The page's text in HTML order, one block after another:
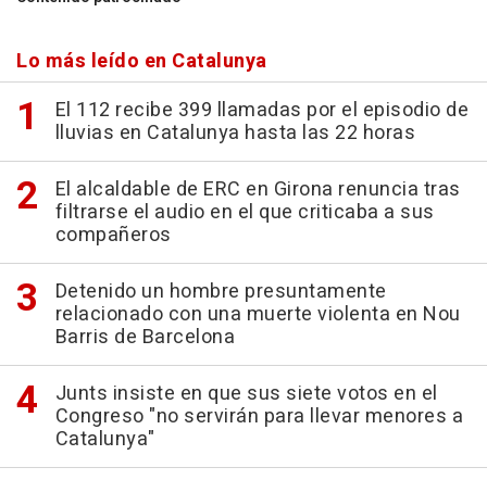
Lo más leído en Catalunya
El 112 recibe 399 llamadas por el episodio de
lluvias en Catalunya hasta las 22 horas
El alcaldable de ERC en Girona renuncia tras
filtrarse el audio en el que criticaba a sus
compañeros
Detenido un hombre presuntamente
relacionado con una muerte violenta en Nou
Barris de Barcelona
Junts insiste en que sus siete votos en el
Congreso "no servirán para llevar menores a
Catalunya"